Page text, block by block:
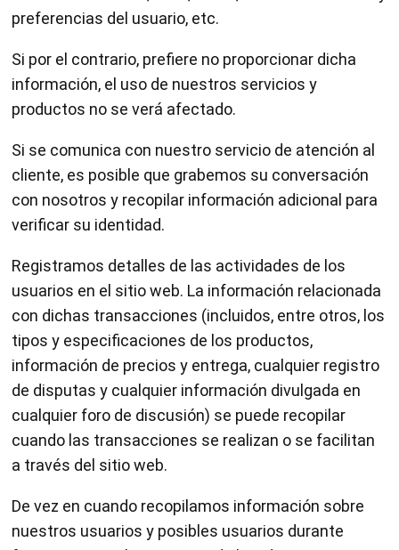
preferencias del usuario, etc.
Si por el contrario, prefiere no proporcionar dicha
información, el uso de nuestros servicios y
productos no se verá afectado.
Si se comunica con nuestro servicio de atención al
cliente, es posible que grabemos su conversación
con nosotros y recopilar información adicional para
verificar su identidad.
Registramos detalles de las actividades de los
usuarios en el sitio web. La información relacionada
con dichas transacciones (incluidos, entre otros, los
tipos y especificaciones de los productos,
información de precios y entrega, cualquier registro
de disputas y cualquier información divulgada en
cualquier foro de discusión) se puede recopilar
cuando las transacciones se realizan o se facilitan
a través del sitio web.
De vez en cuando recopilamos información sobre
nuestros usuarios y posibles usuarios durante